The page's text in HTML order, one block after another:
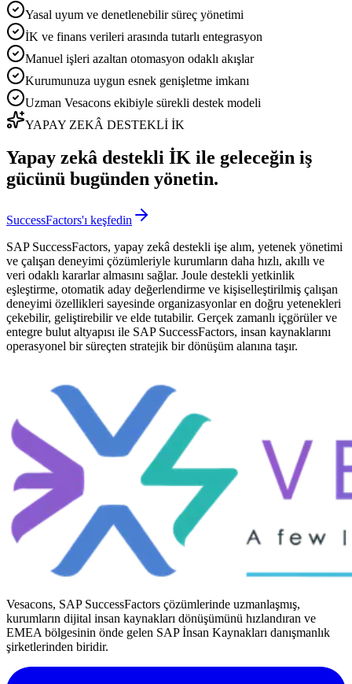
Yasal uyum ve denetlenebilir süreç yönetimi
İK ve finans verileri arasında tutarlı entegrasyon
Manuel işleri azaltan otomasyon odaklı akışlar
Kurumunuza uygun esnek genişletme imkanı
Uzman Vesacons ekibiyle sürekli destek modeli
YAPAY ZEKÂ DESTEKLİ İK
Yapay zekâ destekli İK ile geleceğin iş
gücünü bugünden yönetin.
SuccessFactors'ı keşfedin
SAP SuccessFactors, yapay zekâ destekli işe alım, yetenek yönetimi
ve çalışan deneyimi çözümleriyle kurumların daha hızlı, akıllı ve
veri odaklı kararlar almasını sağlar. Joule destekli yetkinlik
eşleştirme, otomatik aday değerlendirme ve kişiselleştirilmiş çalışan
deneyimi özellikleri sayesinde organizasyonlar en doğru yetenekleri
çekebilir, geliştirebilir ve elde tutabilir. Gerçek zamanlı içgörüler ve
entegre bulut altyapısı ile SAP SuccessFactors, insan kaynaklarını
operasyonel bir süreçten stratejik bir dönüşüm alanına taşır.
Vesacons, SAP SuccessFactors çözümlerinde uzmanlaşmış,
kurumların dijital insan kaynakları dönüşümünü hızlandıran ve
EMEA bölgesinin önde gelen SAP İnsan Kaynakları danışmanlık
şirketlerinden biridir.